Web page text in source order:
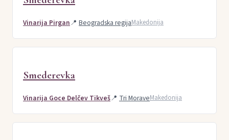
Vinarija Pirgan📍 Beogradska regijaMakedonija
Smederevka
Vinarija Goce Delčev Tikveš📍 Tri MoraveMakedonija